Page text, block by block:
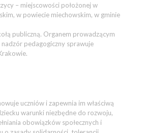
– miejscowości położonej w
w powiecie miechowskim, w gminie
publiczną. Organem prowadzącym
nadzór pedagogiczny sprawuje
uczniów i zapewnia im właściwą
warunki niezbędne do rozwoju,
obowiązków społecznych i